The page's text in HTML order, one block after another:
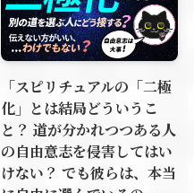
「スピリチュアルの「二極
化」とは結局どういうこ
と？ 道が分かれつつある人
の自由意志を侵害してはい
けない？ でも彼らは、本当